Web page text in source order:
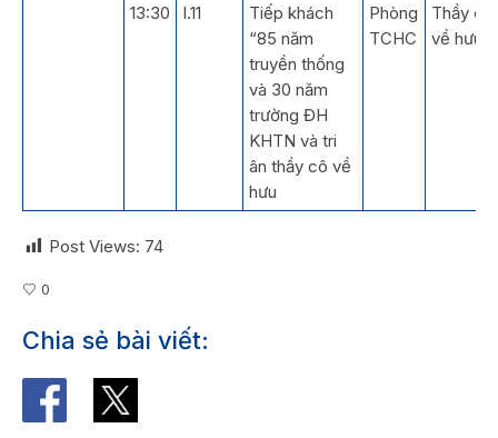
13:30 I.11
Tiếp khách
“85 năm
truyền thống
và 30 năm
trường ĐH
KHTN và tri
ân thầy cô về
hưu
Phòng
TCHC
Thầy cô
về hưu
Post Views: 74
0
Chia sẻ bài viết: